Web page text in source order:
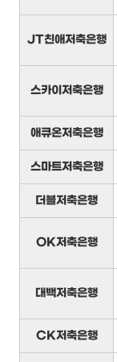
JT친애저축은행
스카이저축은행
애큐온저축은행
스마트저축은행
더블저축은행
OK저축은행
대백저축은행
CK저축은행